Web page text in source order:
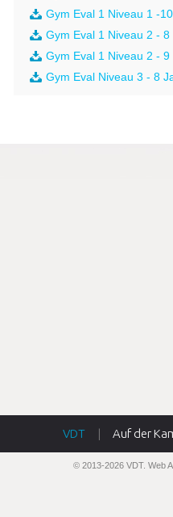
Gym Eval 1 Niveau 1 -
Gym Eval 1 Niveau 2 -
Gym Eval 1 Niveau 2 -
Gym Eval Niveau 3 - 8
VDT | Auf der
© 2013-2026 VDT. Web